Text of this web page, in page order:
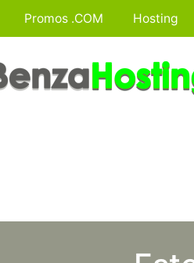
Promos .COM Hosting